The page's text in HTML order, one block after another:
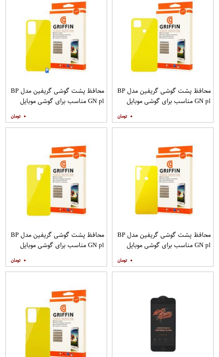
محافظ پشت گوشی گریفین مدل BP
GN pl مناسب برای گوشی موبایل
۰
محافظ پشت گوشی گریفین مدل BP
GN pl مناسب برای گوشی موبایل
۰
محافظ پشت گوشی گریفین مدل BP
GN pl مناسب برای گوشی موبایل
۰
محافظ پشت گوشی گریفین مدل BP
GN pl مناسب برای گوشی موبایل
۰